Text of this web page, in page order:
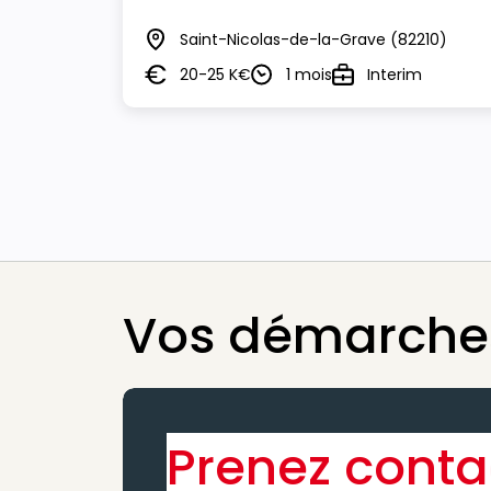
Lieu Saint-Nicolas-de-la-Grave (82210)
Salaire20-25 K€Durée1 moisTypeInterim
Vos
Prenez